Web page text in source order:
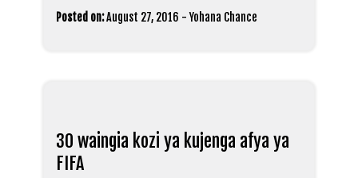
Posted on:August 27, 2016 -Yohana Chance
30 waingia kozi ya kujenga afya ya
FIFA